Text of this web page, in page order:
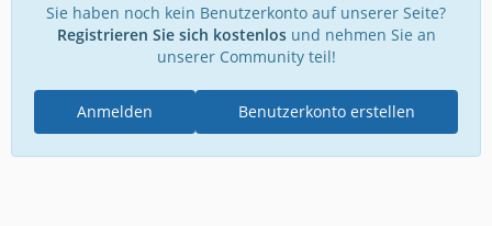
Sie haben noch kein Benutzerkonto auf unserer Seite?
Registrieren Sie sich kostenlosund nehmen Sie an
unserer Community teil!
Benutzerkonto erstellen
Anmelden